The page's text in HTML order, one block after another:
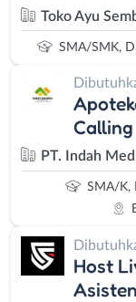
Toko Ayu
SMA/SMK,
Calling
PT. Indah
SMA/K,
Host